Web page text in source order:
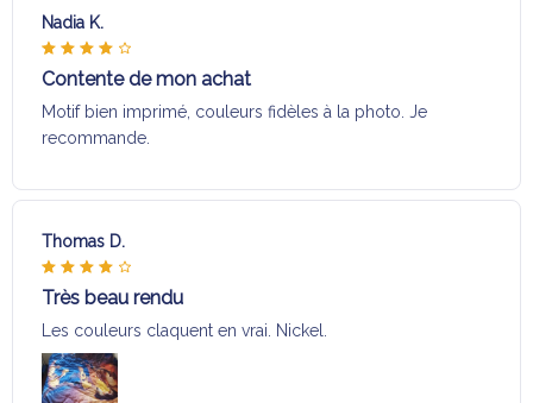
Nadia K.
Contente de mon achat
Motif bien imprimé, couleurs fidèles à la photo. Je
recommande.
Thomas D.
Très beau rendu
Les couleurs claquent en vrai. Nickel.